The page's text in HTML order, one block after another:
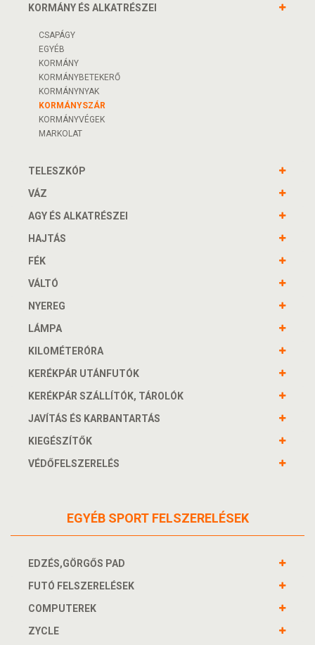
KORMÁNY ÉS ALKATRÉSZEI
CSAPÁGY
EGYÉB
KORMÁNY
KORMÁNYBETEKERŐ
KORMÁNYNYAK
KORMÁNYSZÁR
KORMÁNYVÉGEK
MARKOLAT
TELESZKÓP
VÁZ
AGY ÉS ALKATRÉSZEI
HAJTÁS
FÉK
VÁLTÓ
NYEREG
LÁMPA
KILOMÉTERÓRA
KERÉKPÁR UTÁNFUTÓK
KERÉKPÁR SZÁLLÍTÓK, TÁROLÓK
JAVÍTÁS ÉS KARBANTARTÁS
KIEGÉSZÍTŐK
VÉDŐFELSZERELÉS
EGYÉB SPORT FELSZERELÉSEK
EDZÉS,GÖRGŐS PAD
FUTÓ FELSZERELÉSEK
COMPUTEREK
ZYCLE